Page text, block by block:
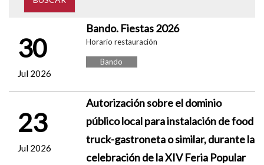
30
Jul 2026
Bando. Fiestas 2026
Horario restauración
Bando
23
Jul 2026
Autorización sobre el dominio
público local para instalación de food
truck-gastroneta o similar, durante la
celebración de la XIV Feria Popular